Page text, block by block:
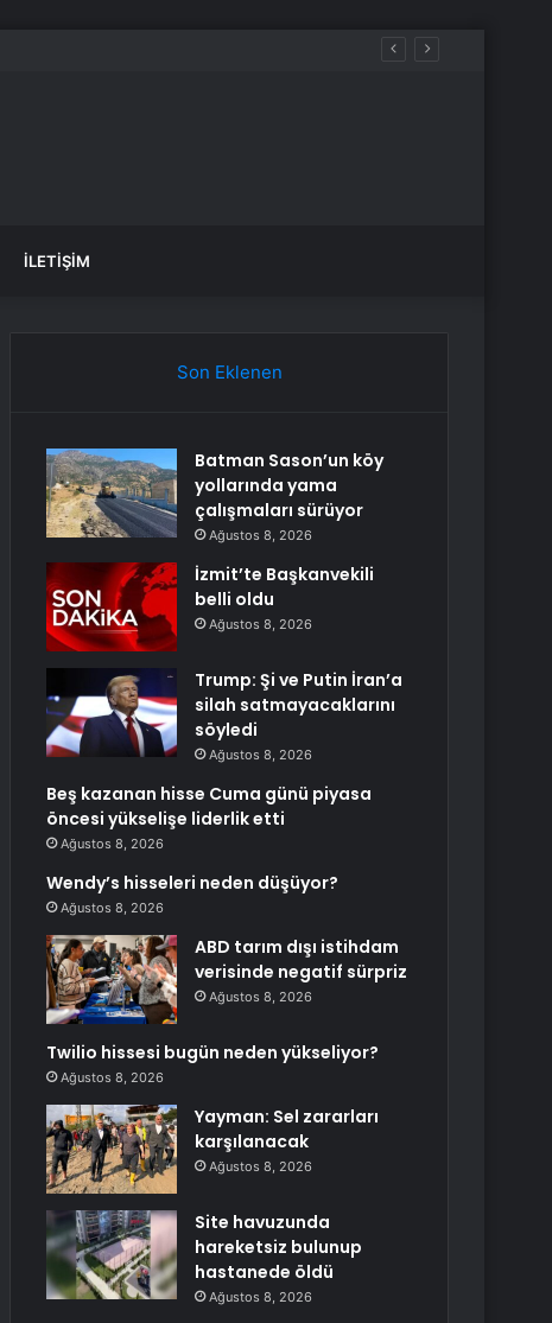
İLETIŞIM
Son Eklenen
Batman Sason’un köy
yollarında yama
çalışmaları sürüyor
Ağustos 8, 2026
İzmit’te Başkanvekili
belli oldu
Ağustos 8, 2026
Trump: Şi ve Putin İran’a
silah satmayacaklarını
söyledi
Ağustos 8, 2026
Beş kazanan hisse Cuma günü piyasa
öncesi yükselişe liderlik etti
Ağustos 8, 2026
Wendy’s hisseleri neden düşüyor?
Ağustos 8, 2026
ABD tarım dışı istihdam
verisinde negatif sürpriz
Ağustos 8, 2026
Twilio hissesi bugün neden yükseliyor?
Ağustos 8, 2026
Yayman: Sel zararları
karşılanacak
Ağustos 8, 2026
Site havuzunda
hareketsiz bulunup
hastanede öldü
Ağustos 8, 2026